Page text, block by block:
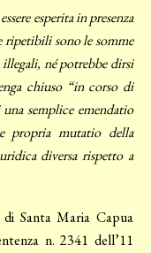
esperita in presenza
ripetibili sono le somme
né potrebbe dirsi
chiuso “in corso di
semplice emendatio
propria mutatio della
diversa rispetto a
Santa Maria Capua
n. 2341 dell’11